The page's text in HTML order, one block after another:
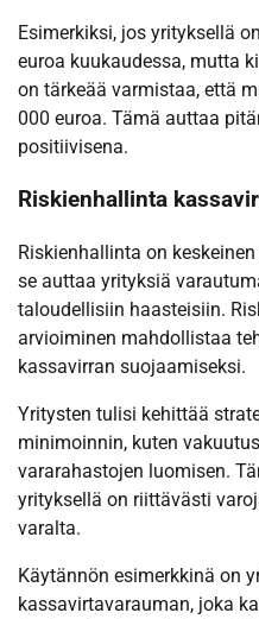
Esimerkiksi, jos yrityksellä
euroa kuukaudessa, mutta
on tärkeää varmistaa, että
000 euroa. Tämä auttaa
positiivisena.
Riskienhallinta
Riskienhallinta on
se auttaa yrityksiä
taloudellisiin haasteisiin.
arvioiminen mahdollistaa
kassavirran suojaamiseksi.
Yritysten tulisi kehittää
minimoinnin, kuten
vararahastojen luomisen.
yrityksellä on riittävästi
varalta.
Käytännön esimerkkinä on
kassavirtavarauman, joka